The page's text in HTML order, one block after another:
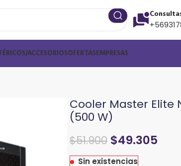
ACCESORIOSOFERTAS EMPRESAS
Cooler Master Elite
(500 W)
$51.900 $49.305
Sin existencias